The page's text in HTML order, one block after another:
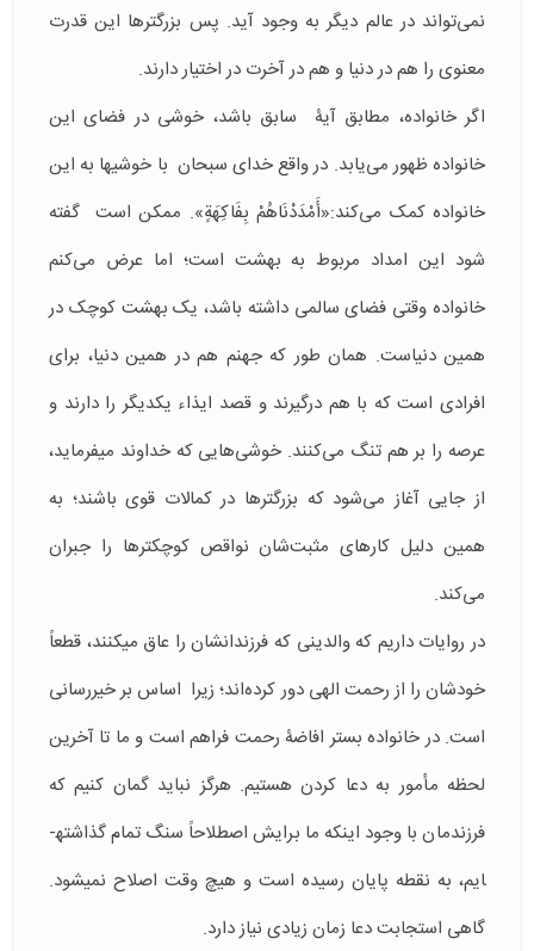
نمی­‌تواند در عالم دیگر به وجود آید. پس بزرگترها این قدرت
معنوی را هم در دنیا و هم در آخرت در اختیار دارند.
اگر خانواده، مطابق آیۀ سابق باشد، خوشی در فضای این
خانواده ظهور می‌یابد. در واقع خدای سبحان با خوشی­ها به این
خانواده کمک می‌­کند:«أَمْدَدْنَاهُمْ بِفَاكِهَةٍ». ممکن است گفته
شود این امداد مربوط به بهشت است؛ اما عرض می­‌کنم
خانواده وقتی فضای سالمی داشته باشد، یک بهشت کوچک در
همین دنیاست. همان طور که جهنم هم در همین دنیا، برای
افرادی است که با هم درگیرند و قصد ایذاء یکدیگر را دارند و
عرصه را بر هم تنگ می‌کنند. خوشی‌­هایی که خداوند می­فرماید،
از جایی آغاز می‌شود که بزرگترها در کمالات قوی باشند؛ به
همین دلیل کارهای مثبت‌شان نواقص کوچکترها را جبران
می‌کند.
در روایات داریم که والدینی که فرزندانشان را عاق می­کنند، قطعاً
خودشان را از رحمت الهی دور کرده‌اند؛ زیرا اساس بر خیررسانی
است. در خانواده بستر افاضۀ رحمت فراهم است و ما تا آخرین
لحظه مأمور به دعا کردن هستیم. هرگز نباید گمان کنیم که
فرزندمان با وجود اینکه ما برایش اصطلاحاً سنگ تمام گذاشته­
ایم، به نقطه پایان رسیده است و هیچ وقت اصلاح نمی­شود.
گاهی استجابت دعا زمان زیادی نیاز دارد.